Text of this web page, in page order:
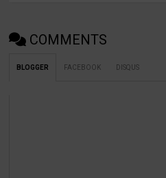
COMMENTS
BLOGGER FACEBOOK DISQUS